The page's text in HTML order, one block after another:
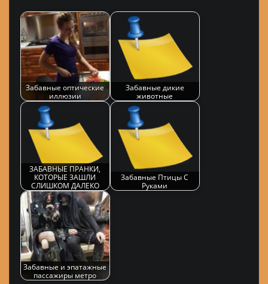
Забавные оптические
иллюзии
Забавные дикие
животные
ЗАБАВНЫЕ ПРАНКИ,
КОТОРЫЕ ЗАШЛИ
СЛИШКОМ ДАЛЕКО
Забавные Птицы С
Руками
Забавные и эпатажные
пассажиры метро